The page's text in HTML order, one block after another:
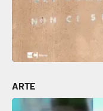
ARTE